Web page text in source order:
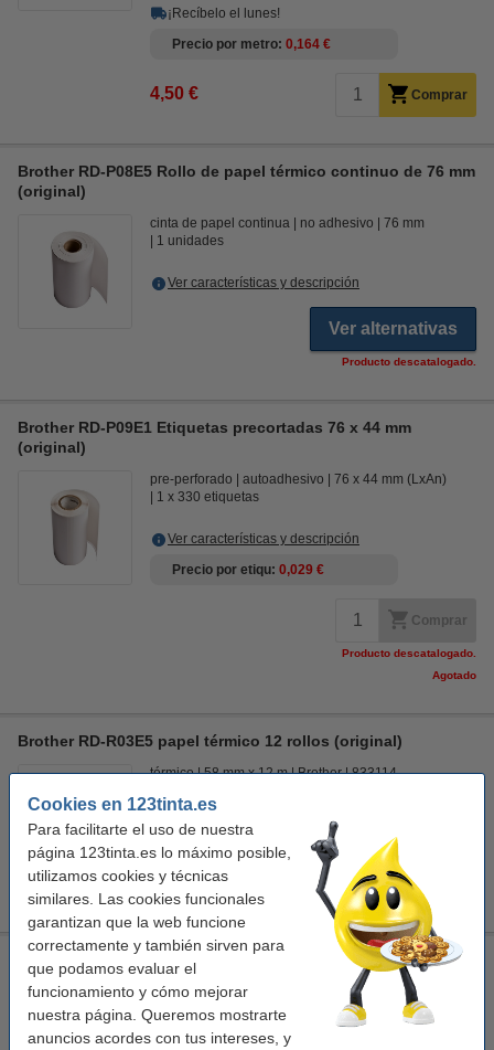
Cookies en 123tinta.es
Para facilitarte el uso de nuestra
página 123tinta.es lo máximo posible,
utilizamos cookies y técnicas
similares. Las cookies funcionales
garantizan que la web funcione
correctamente y también sirven para
que podamos evaluar el
funcionamiento y cómo mejorar
nuestra página. Queremos mostrarte
anuncios acordes con tus intereses, y
¡Recíbelo el lunes!
Precio por metro 0,164 €
4,50 € Comprar
Brother RD-P08E5 Rollo de papel térmico continuo de 76 mm
(original)
cinta de papel continua no adhesivo
76 mm
1 unidades
Ver características y descripción
Ver alternativas
Producto descatalogado.
Brother RD-P09E1 Etiquetas precortadas 76 x 44 mm
(original)
pre-perforado autoadhesivo
76 x 44 mm (LxAn)
1 x 330 etiquetas
Ver características y descripción
Precio por etiqu 0,029 €
Comprar
Producto descatalogado.
Agotado
Brother RD-R03E5 papel térmico 12 rollos (original)
térmico 58 mm x 12 m Brother 833114
Ver características y descripción
Producto descatalogado.
Brother PA-CU-001 cortador de etiquetas
Brother mecanismo de corte 833087
Ver características y descripción